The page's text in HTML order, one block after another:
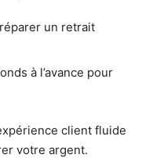
un retrait
à l’avance pour
client fluide
votre argent.